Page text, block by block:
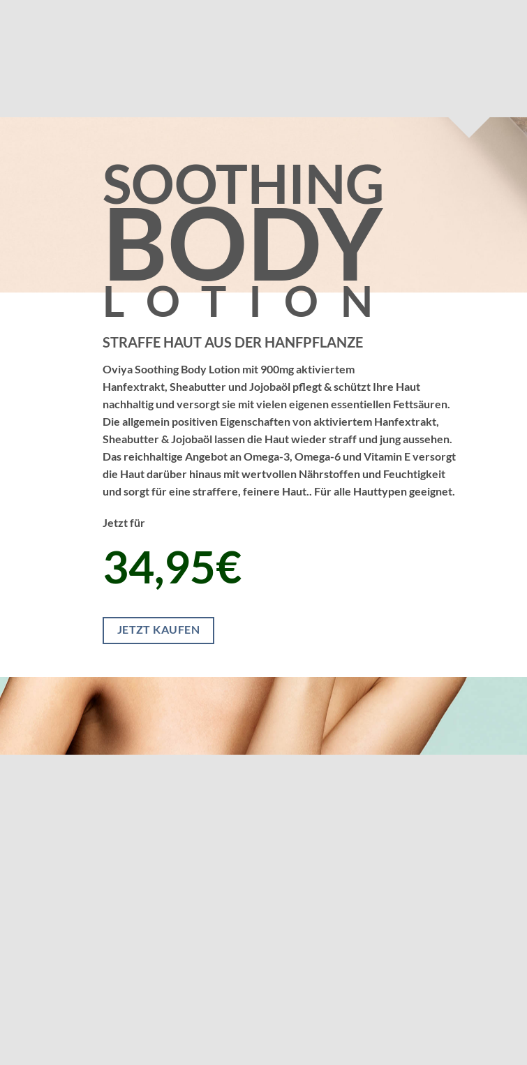
SOOTHING
BODY
LOTION
STRAFFE HAUT AUS DER HANFPFLANZE
Oviya Soothing Body Lotion mit 900mg aktiviertem
Hanfextrakt, Sheabutter und Jojobaöl pflegt & schützt Ihre Haut
nachhaltig und versorgt sie mit vielen eigenen essentiellen Fettsäuren.
Die allgemein positiven Eigenschaften von aktiviertem Hanfextrakt,
Sheabutter & Jojobaöl lassen die Haut wieder straff und jung aussehen.
Das reichhaltige Angebot an Omega-3, Omega-6 und Vitamin E versorgt
die Haut darüber hinaus mit wertvollen Nährstoffen und Feuchtigkeit
und sorgt für eine straffere, feinere Haut.. Für alle Hauttypen geeignet.
Jetzt für
34,95€
JETZT KAUFEN